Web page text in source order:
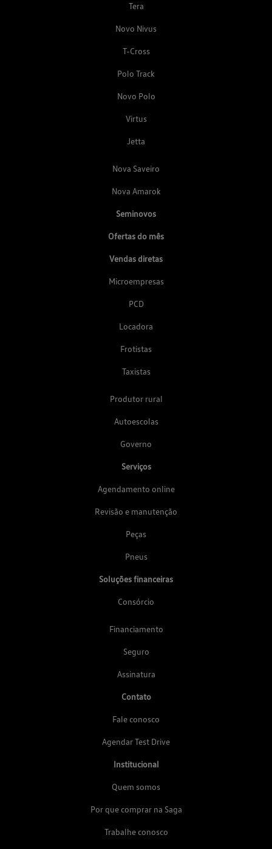
Tera
Novo Nivus
T-Cross
Polo Track
Novo Polo
Virtus
Jetta
Nova Saveiro
Nova Amarok
Seminovos
Ofertas do mês
Vendas diretas
Microempresas
PCD
Locadora
Frotistas
Taxistas
Produtor rural
Autoescolas
Governo
Serviços
Agendamento online
Revisão e manutenção
Peças
Pneus
Soluções financeiras
Consórcio
Financiamento
Seguro
Assinatura
Contato
Fale conosco
Agendar Test Drive
Institucional
Quem somos
Por que comprar na Saga
Trabalhe conosco